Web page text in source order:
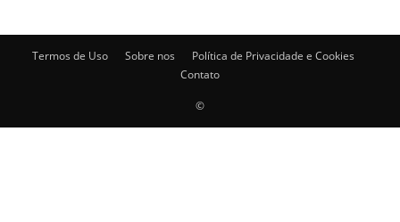
Termos de Uso Sobre nos
Política de Privacidade e Cookies
Contato
©